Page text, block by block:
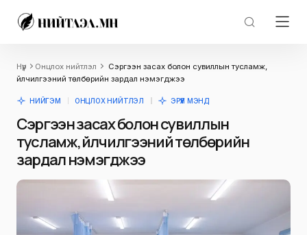
Нүүр Онцлох нийтлэл
Сэргээн засах болон сувиллын тусламж,
үйлчилгээний төлбөрийн зардал нэмэгджээ
НИЙГЭМ ОНЦЛОХ НИЙТЛЭЛ ЭРҮҮЛ МЭНД
Сэргээн засах болон сувиллын
тусламж, үйлчилгээний төлбөрийн
зардал нэмэгджээ